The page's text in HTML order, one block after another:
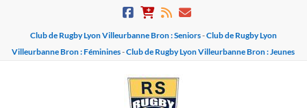
content
Club de Rugby Lyon Villeurbanne Bron : Seniors-Club de Rugby Lyon
Villeurbanne Bron : Féminines-Club de Rugby Lyon Villeurbanne Bron : Jeunes